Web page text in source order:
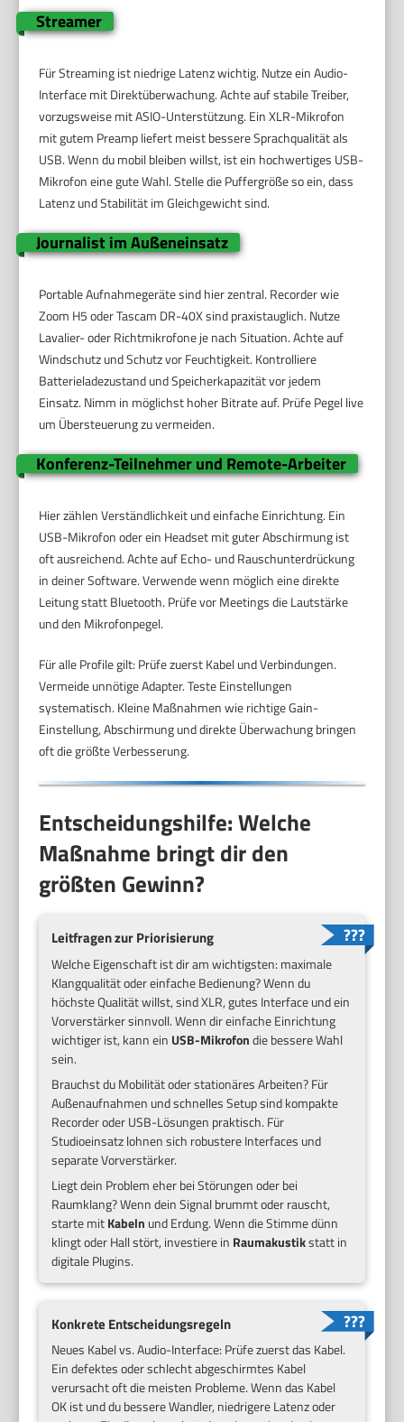
Streamer
Für Streaming ist niedrige Latenz wichtig. Nutze ein Audio-
Interface mit Direktüberwachung. Achte auf stabile Treiber,
vorzugsweise mit ASIO-Unterstützung. Ein XLR-Mikrofon
mit gutem Preamp liefert meist bessere Sprachqualität als
USB. Wenn du mobil bleiben willst, ist ein hochwertiges USB-
Mikrofon eine gute Wahl. Stelle die Puffergröße so ein, dass
Latenz und Stabilität im Gleichgewicht sind.
Journalist im Außeneinsatz
Portable Aufnahmegeräte sind hier zentral. Recorder wie
Zoom H5 oder Tascam DR-40X sind praxistauglich. Nutze
Lavalier- oder Richtmikrofone je nach Situation. Achte auf
Windschutz und Schutz vor Feuchtigkeit. Kontrolliere
Batterieladezustand und Speicherkapazität vor jedem
Einsatz. Nimm in möglichst hoher Bitrate auf. Prüfe Pegel live
um Übersteuerung zu vermeiden.
Konferenz-Teilnehmer und Remote-Arbeiter
Hier zählen Verständlichkeit und einfache Einrichtung. Ein
USB-Mikrofon oder ein Headset mit guter Abschirmung ist
oft ausreichend. Achte auf Echo- und Rauschunterdrückung
in deiner Software. Verwende wenn möglich eine direkte
Leitung statt Bluetooth. Prüfe vor Meetings die Lautstärke
und den Mikrofonpegel.
Für alle Profile gilt: Prüfe zuerst Kabel und Verbindungen.
Vermeide unnötige Adapter. Teste Einstellungen
systematisch. Kleine Maßnahmen wie richtige Gain-
Einstellung, Abschirmung und direkte Überwachung bringen
oft die größte Verbesserung.
Entscheidungshilfe: Welche
Maßnahme bringt dir den
größten Gewinn?
Leitfragen zur Priorisierung
Welche Eigenschaft ist dir am wichtigsten: maximale
Klangqualität oder einfache Bedienung? Wenn du
höchste Qualität willst, sind XLR, gutes Interface und ein
Vorverstärker sinnvoll. Wenn dir einfache Einrichtung
wichtiger ist, kann ein USB-Mikrofondie bessere Wahl
sein.
Brauchst du Mobilität oder stationäres Arbeiten? Für
Außenaufnahmen und schnelles Setup sind kompakte
Recorder oder USB-Lösungen praktisch. Für
Studioeinsatz lohnen sich robustere Interfaces und
separate Vorverstärker.
Liegt dein Problem eher bei Störungen oder bei
Raumklang? Wenn dein Signal brummt oder rauscht,
starte mitKabeln und Erdung. Wenn die Stimme dünn
klingt oder Hall stört, investiere in Raumakustikstatt in
digitale Plugins.
Konkrete Entscheidungsregeln
Neues Kabel vs. Audio-Interface: Prüfe zuerst das Kabel.
Ein defektes oder schlecht abgeschirmtes Kabel
verursacht oft die meisten Probleme. Wenn das Kabel
OK ist und du bessere Wandler, niedrigere Latenz oder